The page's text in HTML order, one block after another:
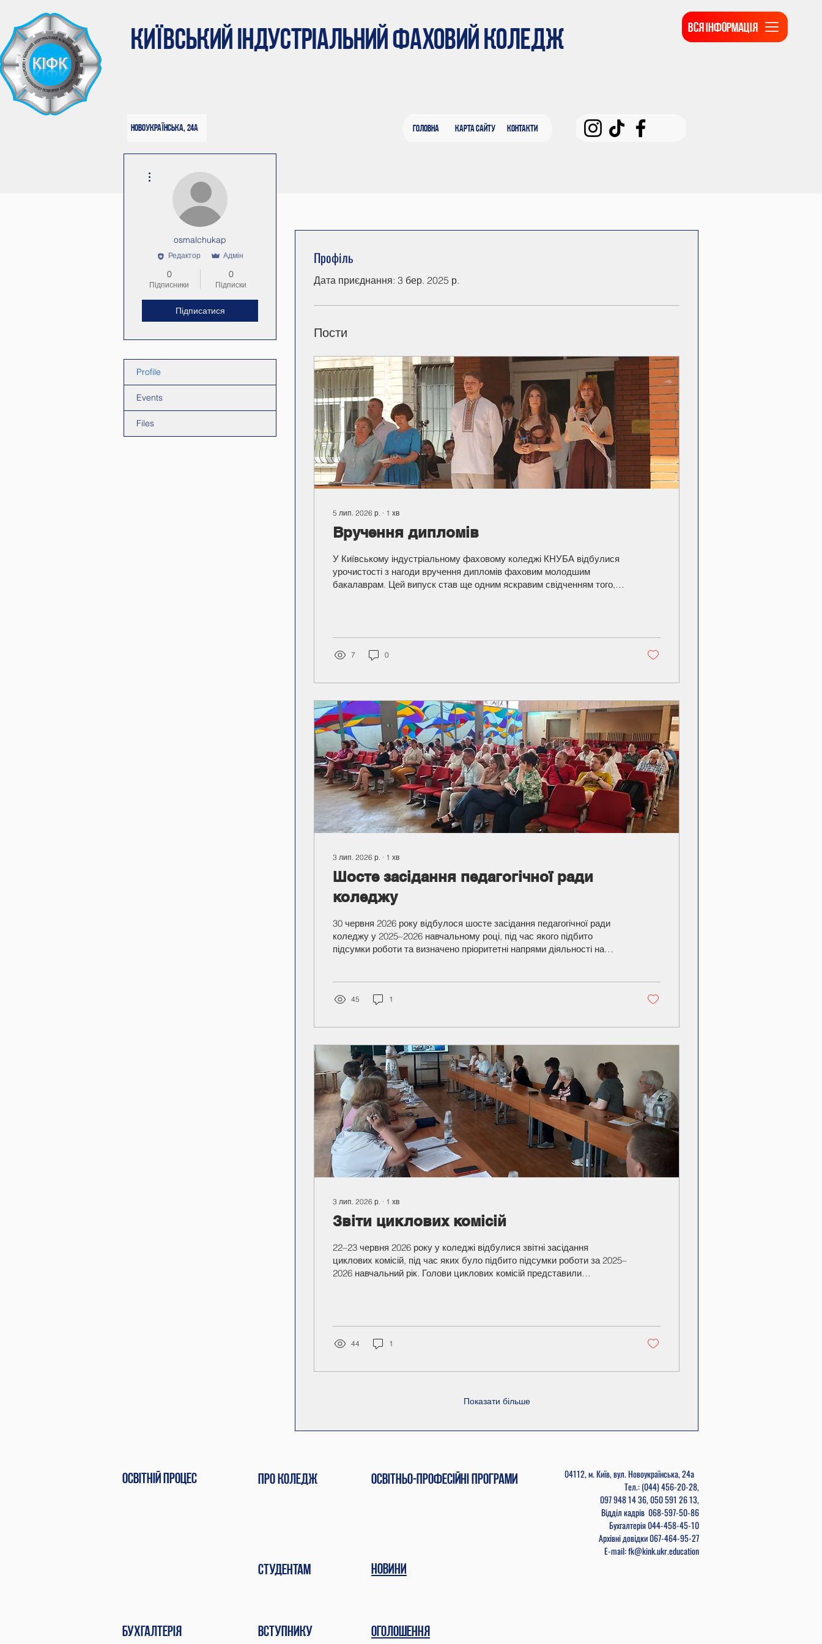
КИЇВСЬКИЙ ІНДУСТРІАЛЬНИЙ ФАХОВИЙ КОЛЕДЖ
Новоукраїнська, 24а Головна Контакти
Карта сайту
ВСЯ ІНФОРМАЦІЯ
Профіль
Дата приєднання: 3 бер. 2025 р.
Пости
5 лип. 2026 р. ∙ 1 хв
Вручення дипломів
У Київському індустріальному фаховому коледжі КНУБА відбулися
урочистості з нагоди вручення дипломів фаховим молодшим
бакалаврам. Цей випуск став ще одним яскравим свідченням того,
фаху.Свято молодості, краси та надії об'єднало випускників,
7 0
3 лип. 2026 р. ∙ 1 хв
Шосте засідання педагогічної ради
коледжу
30 червня 2026 року відбулося шосте засідання педагогічної ради
коледжу у 2025–2026 навчальному році, під час якого підбито
підсумки роботи та визначено пріоритетні напрями діяльності на
впродовж року. Особливу увагу було приділено підготовці до
стане...
45 1
3 лип. 2026 р. ∙ 1 хв
Звіти циклових комісій
22–23 червня 2026 року у коледжі відбулися звітні засідання
циклових комісій, під час яких було підбито підсумки роботи за 2025–
2026 навчальний рік. Голови циклових комісій представили
здобутки, проблемні питання та перспективні напрями роботи на
44 1
Показати більше
osmalchukap
Редактор Адмін
0
Підписники
0
Підписки
Підписатися
Profile
Events
Files
Освітній процес Про коледж Освітньо-професійні програми
04112, м. Київ, вул. Новоукраїнська, 24а
Тел.: (044) 456-20-28,
097 948 14 36, 050 591 26 13,
Відділ кадрів 068-597-50-86
Бухгалтерія044-458-45-10
Архівні довідки 067-464-95-27
E-mail: fk@kink.ukr.education
Студентам Новини
Бухгалтерія вступнику Оголошення